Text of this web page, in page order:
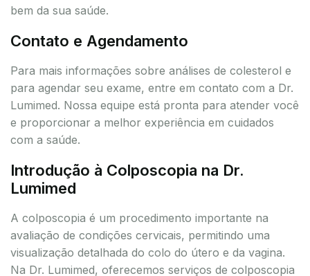
bem da sua saúde.
Contato e Agendamento
Para mais informações sobre análises de colesterol e
para agendar seu exame, entre em contato com a Dr.
Lumimed. Nossa equipe está pronta para atender você
e proporcionar a melhor experiência em cuidados
com a saúde.
Introdução à Colposcopia na Dr.
Lumimed
A colposcopia é um procedimento importante na
avaliação de condições cervicais, permitindo uma
visualização detalhada do colo do útero e da vagina.
Na Dr. Lumimed, oferecemos serviços de colposcopia